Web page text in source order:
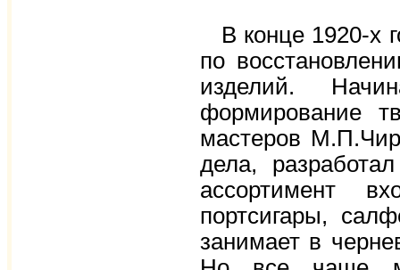
В конце 1920-х
по
изделий.
формирование
мастеров
дела,
ассортимент
портсигары,
занимает в